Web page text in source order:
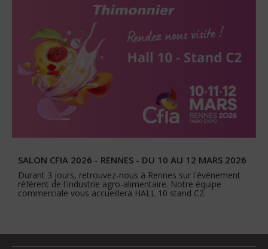
SALON CFIA 2026 - RENNES - DU 10 AU 12 MARS 2026
Durant 3 jours, retrouvez-nous à Rennes sur l'évènement
référent de l'industrie agro-alimentaire. Notre équipe
commerciale vous accueillera HALL 10 stand C2.